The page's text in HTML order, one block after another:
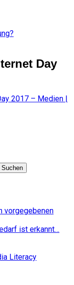
Day
2017 – Medien |
vorgegebenen
ist erkannt…
Literacy